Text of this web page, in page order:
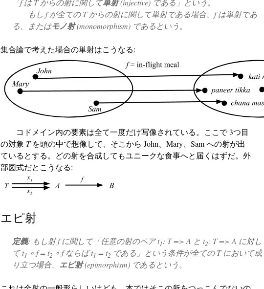
「f は T からの射に関して単射(injective) である」という。
もし fが全てのTからの射に関して単射である場合、 fは単射であ
る、またはモノ射(monomorphism) であるという。
集合論で考えた場合の単射はこうなる:
コドメイン内の要素は全て一度だけ写像されている。ここで 3つ目
の対象 Tを頭の中で想像して、そこから John、Mary、Sam への射が出
ているとする。どの射を合成してもユニークな食事へと届くはずだ。外
部図式だとこうなる:
エピ射
定義: もし射fに関して「任意の射のペアt1: T => A と t2: T => A に対し
てt1 ∘ f = t2 ∘ fならばt1 = t2 である」という条件が全てのTにおいて成
り立つ場合、 エピ射(epimorphism) であるという。